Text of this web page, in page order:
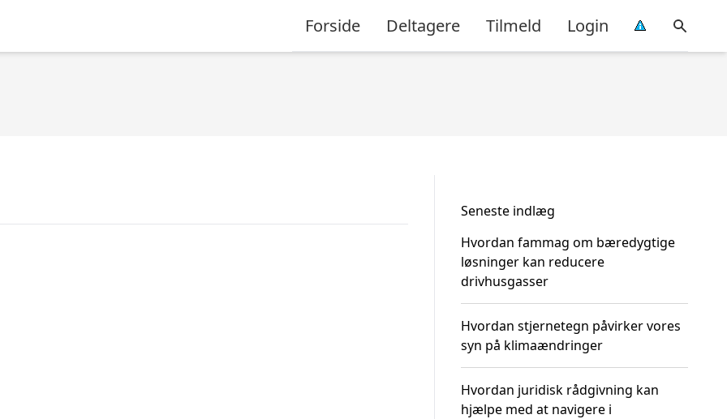
Forside Deltagere Tilmeld Login
Seneste indlæg
Hvordan fammag om bæredygtige
løsninger kan reducere
drivhusgasser
Hvordan stjernetegn påvirker vores
syn på klimaændringer
Hvordan juridisk rådgivning kan
hjælpe med at navigere i